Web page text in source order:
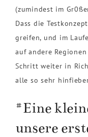
(zumindest im
Dass die
greifen, und im
auf andere
Schritt weiter in
alle so sehr
#Eine
unsere